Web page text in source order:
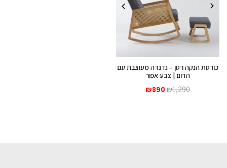
כורסת הנקה רטן – נדנדה מעוצבת עם
הדום | צבע אפור
₪1,290
המחיר
₪890
המחיר